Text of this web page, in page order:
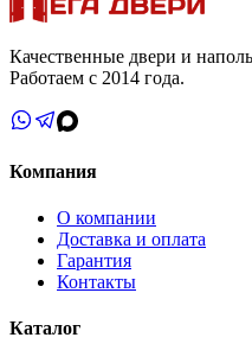
Качественные двери и
Работаем с 2014 года.
Компания
О компании
Доставка и оплата
Гарантия
Контакты
Каталог